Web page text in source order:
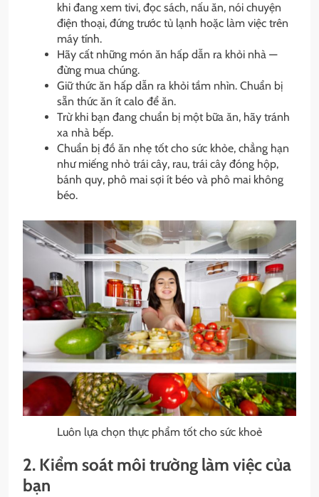
khi đang xem tivi, đọc sách, nấu ăn, nói chuyện
điện thoại, đứng trước tủ lạnh hoặc làm việc trên
máy tính.
Hãy cất những món ăn hấp dẫn ra khỏi nhà —
đừng mua chúng.
Giữ thức ăn hấp dẫn ra khỏi tầm nhìn. Chuẩn bị
sẵn thức ăn ít calo để ăn.
Trừ khi bạn đang chuẩn bị một bữa ăn, hãy tránh
xa nhà bếp.
Chuẩn bị đồ ăn nhẹ tốt cho sức khỏe, chẳng hạn
như miếng nhỏ trái cây, rau, trái cây đóng hộp,
bánh quy, phô mai sợi ít béo và phô mai không
béo.
Luôn lựa chọn thực phẩm tốt cho sức khoẻ
2. Kiểm soát môi trường làm việc của
bạn